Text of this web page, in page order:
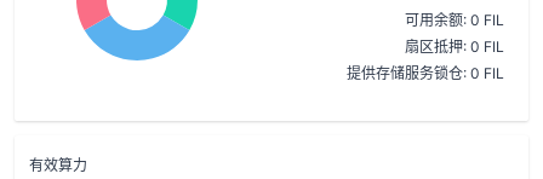
可用余额: 0 FIL
扇区抵押: 0 FIL
提供存储服务锁仓: 0 FIL
有效算力